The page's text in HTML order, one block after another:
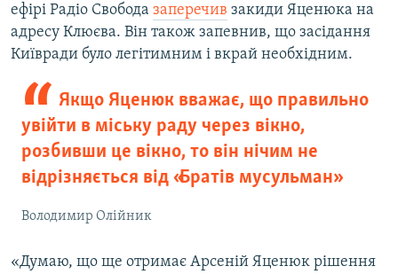
ефірі Радіо Свобода заперечив закиди Яценюка на
адресу Клюєва. Він також запевнив, що засідання
Київради було легітимним і вкрай необхідним.
Якщо Яценюк вважає, що правильно
увійти в міську раду через вікно,
розбивши це вікно, то він нічим не
відрізняється від «Братів мусульман»
Володимир Олійник
«Думаю, що ще отримає Арсеній Яценюк рішення